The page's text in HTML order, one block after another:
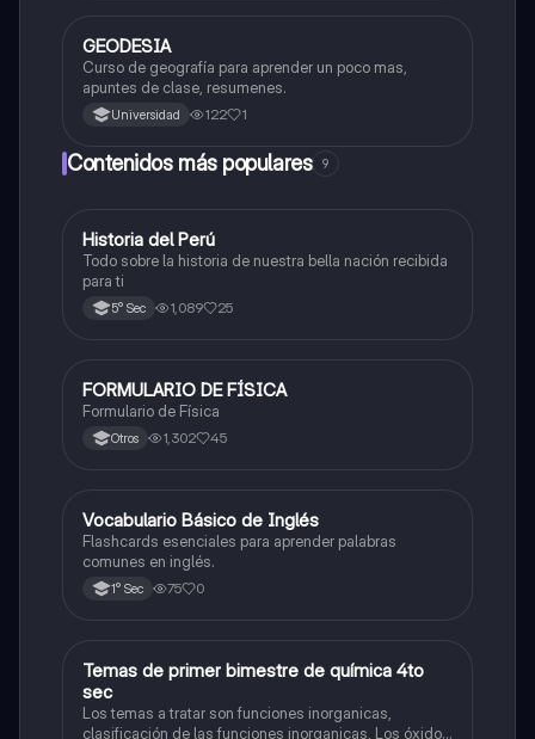
Desarrollo Personal, Ciudadanía y Cívica
GEODESIA
Curso de geografía para aprender un poco mas,
apuntes de clase, resumenes.
Universidad 122 1
Contenidos más populares 9
Ciencias Sociales
Historia del Perú
Todo sobre la historia de nuestra bella nación recibida
para ti
5° Sec 1,089 25
Física
FORMULARIO DE FÍSICA
Formulario de Física
Otros 1,302 45
VInglés
Vocabulario Básico de Inglés
Flashcards esenciales para aprender palabras
comunes en inglés.
1° Sec 75 0
Química
Temas de primer bimestre de química 4to
sec
Los temas a tratar son funciones inorganicas,
clasificación de las funciones inorganicas, Los óxidos